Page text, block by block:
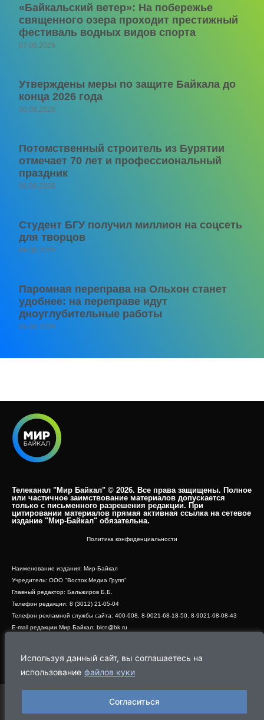
Используя данный сайт, вы соглашаетесь на
использование файлов куки
Согласиться
«Байкальский ветер»: На побережье
священного озера проходит престижный
фестиваль водных видов спорта
07.08.2026
Утверждены меры по защите Байкала до
конца 2026 года
06.08.2026
Потомственный строитель из Бурятии
отмечает 70 лет и профессиональный
праздник
06.08.2026
Студент БГУ получил миллион на соцсеть
для творцов
06.08.2026
Паромная переправа на Ольхон станет
удобнее: на переправе идут
дноуглубительные работы
06.08.2026
Телеканал "Мир Байкал" © 2026. Все права защищены. Полное
или частичное заимствование материалов допускается
только с письменного разрешения редакции. При
цитировании материалов прямая активная ссылка на сетевое
издание "Мир-Байкал" обязательна.​
Политика конфиденциальности
Наименование издания: Мир-Байкал
Учредитель: ООО "Восток Медиа Групп"
Главный редактор: Бальжиров Б.Б.
Телефон редакции: 8 (3012) 21-05-04
Телефон рекламной службы сайта: 400-608, 8-9021-68-18-50, 8-9021-68-08-43
E-mail редакции Мир Байкал: bicn@bk.ru
Адрес редакции: 670000, г. Улан-Удэ, ул. Профсоюзная, дом 44, офис 1